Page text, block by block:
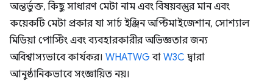
অন্তর্ভুক্ত, কিছু সাধারণ মেটা নাম এবং বিষয়বস্তুর মান এবং
কয়েকটি মেটা প্রকার যা সার্চ ইঞ্জিন অপ্টিমাইজেশান, সোশ্যাল
মিডিয়া পোস্টিং এবং ব্যবহারকারীর অভিজ্ঞতার জন্য
অবিশ্বাস্যভাবে কার্যকর। WHATWG বা W3C দ্বারা
আনুষ্ঠানিকভাবে সংজ্ঞায়িত নয়।